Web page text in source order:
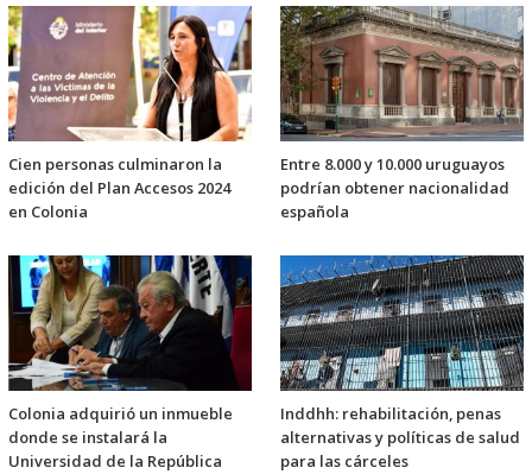
Cien personas culminaron la
edición del Plan Accesos 2024
en Colonia
Entre 8.000 y 10.000 uruguayos
podrían obtener nacionalidad
española
Colonia adquirió un inmueble
donde se instalará la
Universidad de la República
Inddhh: rehabilitación, penas
alternativas y políticas de salud
para las cárceles